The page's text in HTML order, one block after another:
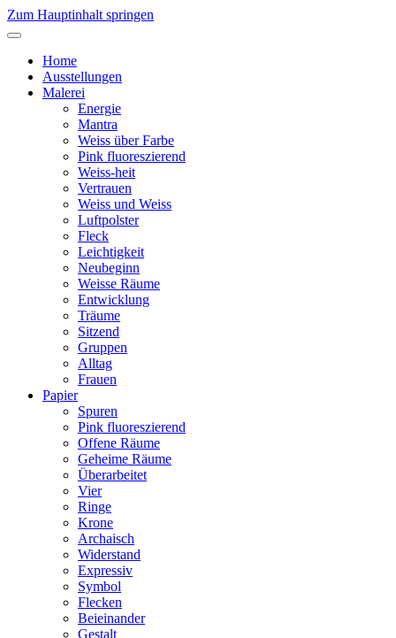
Zum Hauptinhalt springen
Home
Ausstellungen
Malerei
Energie
Mantra
Weiss über Farbe
Pink fluoreszierend
Weiss-heit
Vertrauen
Weiss und Weiss
Luftpolster
Fleck
Leichtigkeit
Neubeginn
Weisse Räume
Entwicklung
Träume
Sitzend
Gruppen
Alltag
Frauen
Papier
Spuren
Pink fluoreszierend
Offene Räume
Geheime Räume
Überarbeitet
Vier
Ringe
Krone
Archaisch
Widerstand
Expressiv
Symbol
Flecken
Beieinander
Gestalt